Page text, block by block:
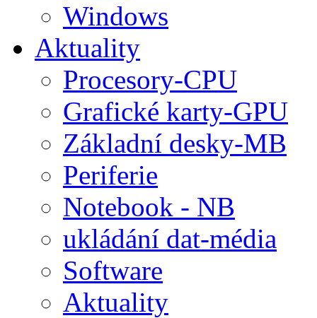
Windows
Aktuality
Procesory-CPU
Grafické karty-GPU
Základní desky-MB
Periferie
Notebook - NB
ukládání dat-média
Software
Aktuality